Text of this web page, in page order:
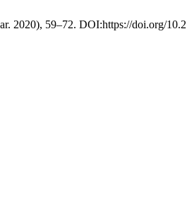
2020), 59–72. DOI:https://doi.org/